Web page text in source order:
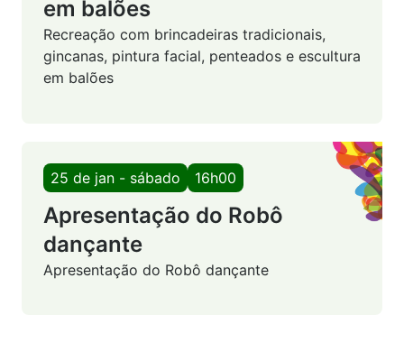
em balões
Recreação com brincadeiras tradicionais,
gincanas, pintura facial, penteados e escultura
em balões
25 de jan - sábado 16h00
Apresentação do Robô
dançante
Apresentação do Robô dançante